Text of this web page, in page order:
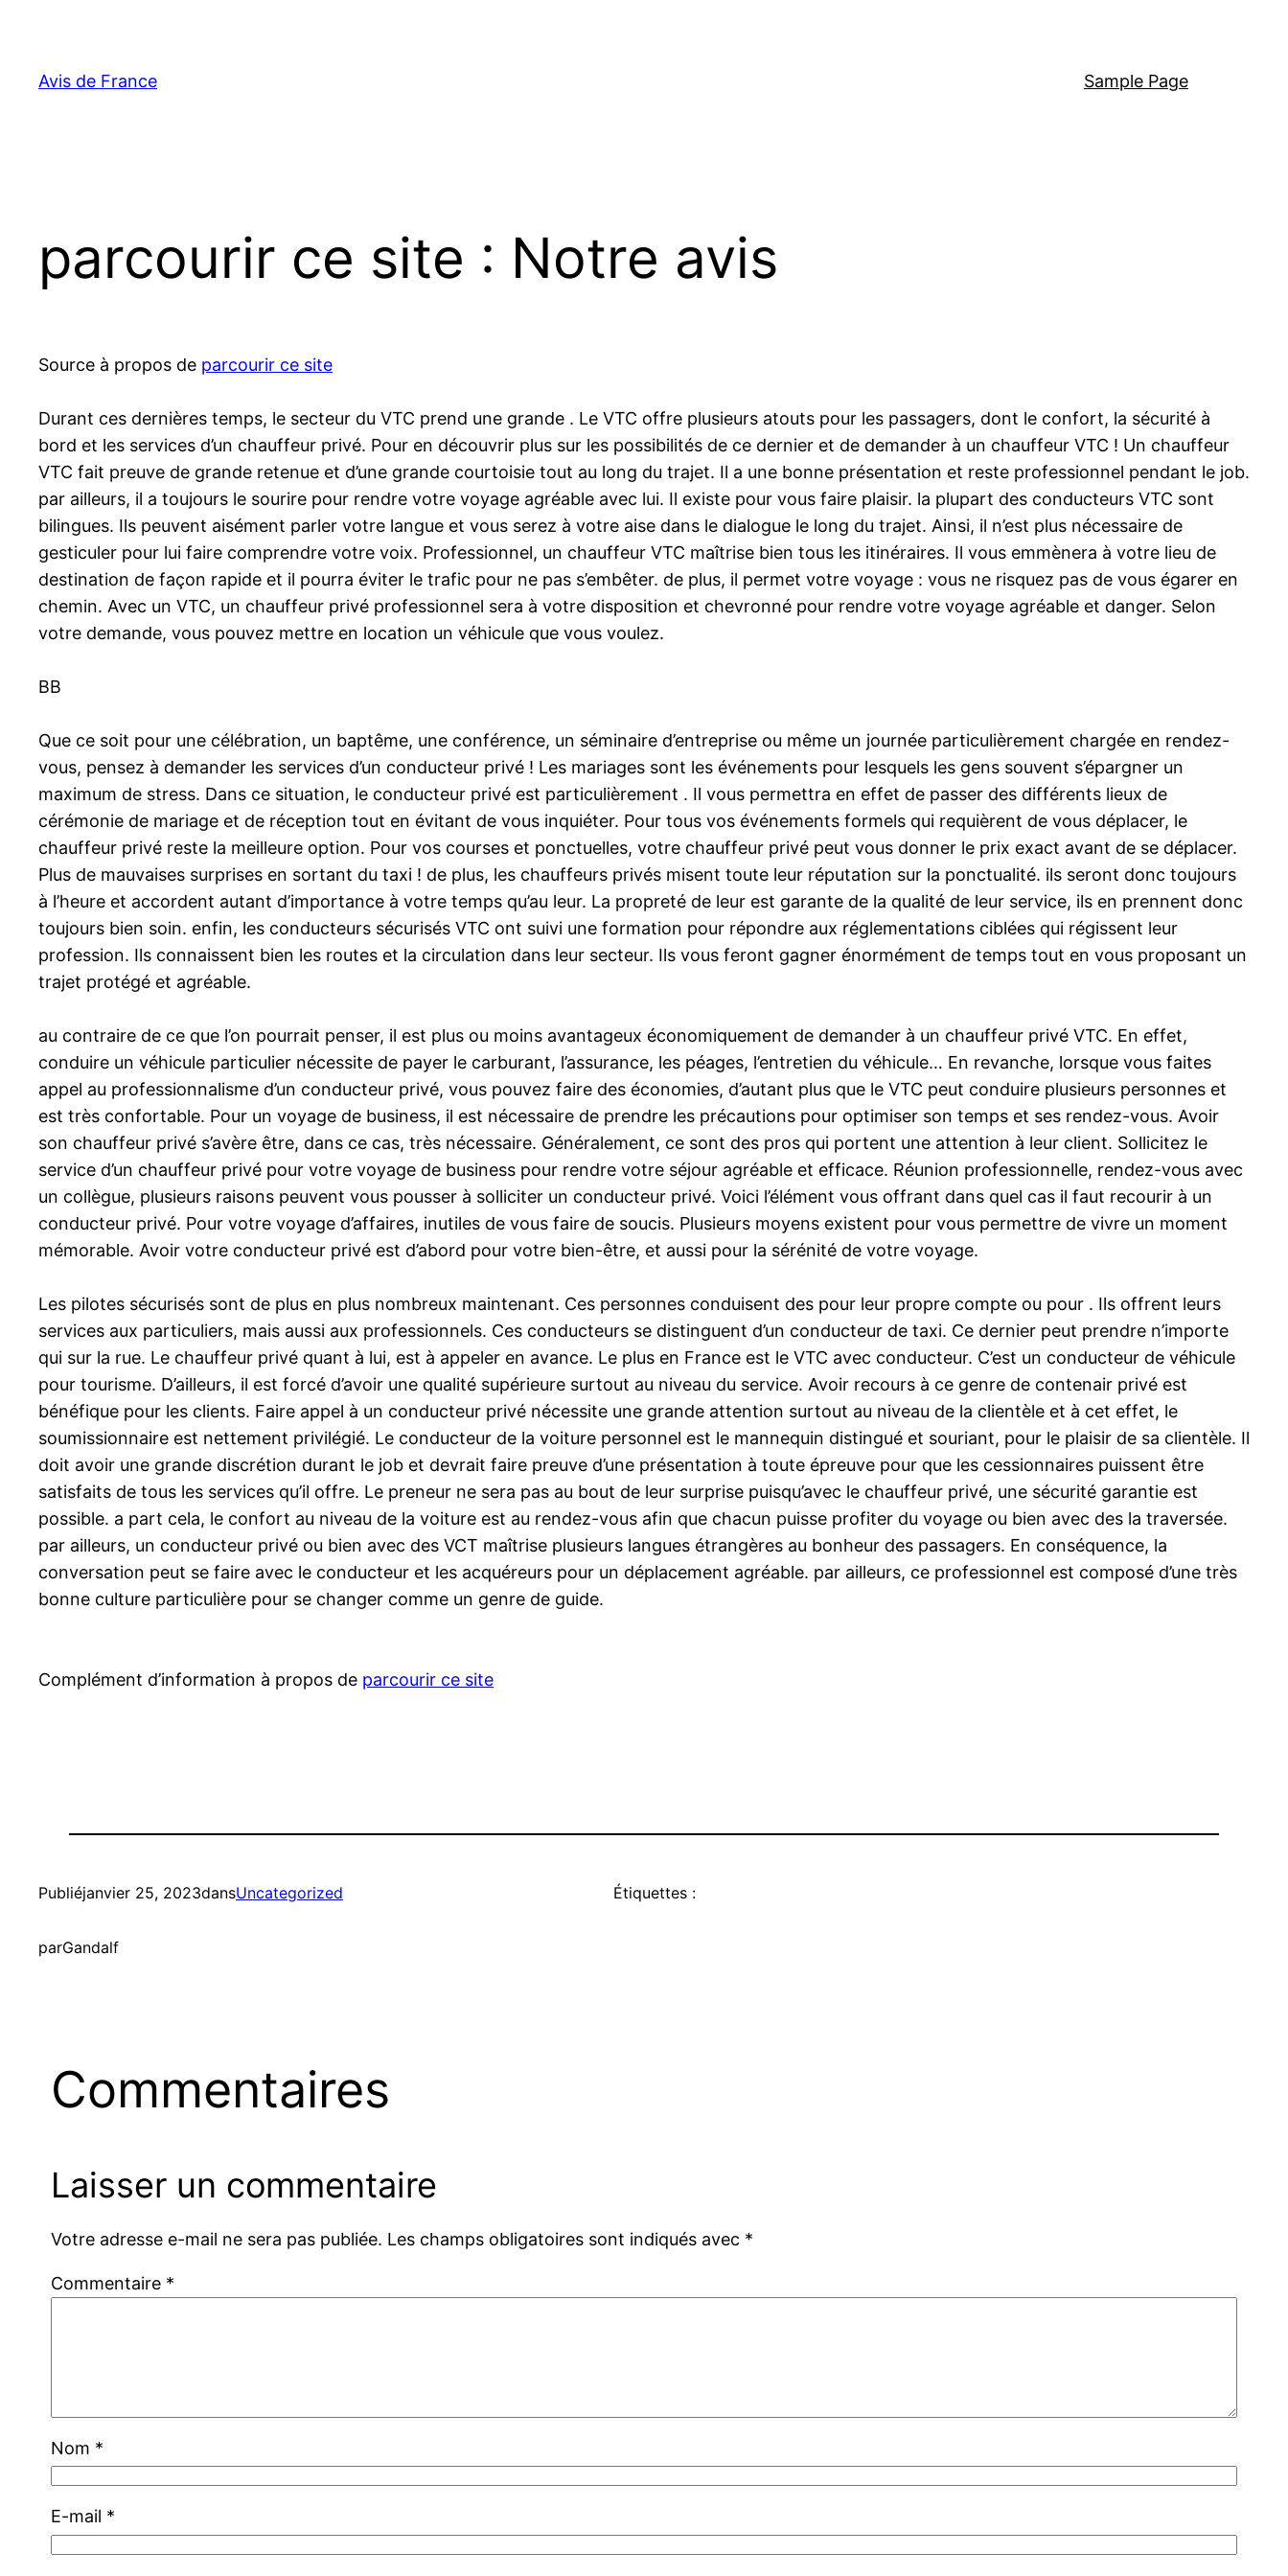
contenu
Avis de France Sample Page
parcourir ce site : Notre avis
Source à propos de parcourir ce site
Durant ces dernières temps, le secteur du VTC prend une grande . Le VTC offre plusieurs atouts pour les passagers, dont le confort, la sécurité à
bord et les services d’un chauffeur privé. Pour en découvrir plus sur les possibilités de ce dernier et de demander à un chauffeur VTC ! Un chauffeur
VTC fait preuve de grande retenue et d’une grande courtoisie tout au long du trajet. Il a une bonne présentation et reste professionnel pendant le job.
par ailleurs, il a toujours le sourire pour rendre votre voyage agréable avec lui. Il existe pour vous faire plaisir. la plupart des conducteurs VTC sont
bilingues. Ils peuvent aisément parler votre langue et vous serez à votre aise dans le dialogue le long du trajet. Ainsi, il n’est plus nécessaire de
gesticuler pour lui faire comprendre votre voix. Professionnel, un chauffeur VTC maîtrise bien tous les itinéraires. Il vous emmènera à votre lieu de
destination de façon rapide et il pourra éviter le trafic pour ne pas s’embêter. de plus, il permet votre voyage : vous ne risquez pas de vous égarer en
chemin. Avec un VTC, un chauffeur privé professionnel sera à votre disposition et chevronné pour rendre votre voyage agréable et danger. Selon
votre demande, vous pouvez mettre en location un véhicule que vous voulez.
BB
Que ce soit pour une célébration, un baptême, une conférence, un séminaire d’entreprise ou même un journée particulièrement chargée en rendez-
vous, pensez à demander les services d’un conducteur privé ! Les mariages sont les événements pour lesquels les gens souvent s’épargner un
maximum de stress. Dans ce situation, le conducteur privé est particulièrement . Il vous permettra en effet de passer des différents lieux de
cérémonie de mariage et de réception tout en évitant de vous inquiéter. Pour tous vos événements formels qui requièrent de vous déplacer, le
chauffeur privé reste la meilleure option. Pour vos courses et ponctuelles, votre chauffeur privé peut vous donner le prix exact avant de se déplacer.
Plus de mauvaises surprises en sortant du taxi ! de plus, les chauffeurs privés misent toute leur réputation sur la ponctualité. ils seront donc toujours
à l’heure et accordent autant d’importance à votre temps qu’au leur. La propreté de leur est garante de la qualité de leur service, ils en prennent donc
toujours bien soin. enfin, les conducteurs sécurisés VTC ont suivi une formation pour répondre aux réglementations ciblées qui régissent leur
profession. Ils connaissent bien les routes et la circulation dans leur secteur. Ils vous feront gagner énormément de temps tout en vous proposant un
trajet protégé et agréable.
au contraire de ce que l’on pourrait penser, il est plus ou moins avantageux économiquement de demander à un chauffeur privé VTC. En effet,
conduire un véhicule particulier nécessite de payer le carburant, l’assurance, les péages, l’entretien du véhicule… En revanche, lorsque vous faites
appel au professionnalisme d’un conducteur privé, vous pouvez faire des économies, d’autant plus que le VTC peut conduire plusieurs personnes et
est très confortable. Pour un voyage de business, il est nécessaire de prendre les précautions pour optimiser son temps et ses rendez-vous. Avoir
son chauffeur privé s’avère être, dans ce cas, très nécessaire. Généralement, ce sont des pros qui portent une attention à leur client. Sollicitez le
service d’un chauffeur privé pour votre voyage de business pour rendre votre séjour agréable et efficace. Réunion professionnelle, rendez-vous avec
un collègue, plusieurs raisons peuvent vous pousser à solliciter un conducteur privé. Voici l’élément vous offrant dans quel cas il faut recourir à un
conducteur privé. Pour votre voyage d’affaires, inutiles de vous faire de soucis. Plusieurs moyens existent pour vous permettre de vivre un moment
mémorable. Avoir votre conducteur privé est d’abord pour votre bien-être, et aussi pour la sérénité de votre voyage.
Les pilotes sécurisés sont de plus en plus nombreux maintenant. Ces personnes conduisent des pour leur propre compte ou pour . Ils offrent leurs
services aux particuliers, mais aussi aux professionnels. Ces conducteurs se distinguent d’un conducteur de taxi. Ce dernier peut prendre n’importe
qui sur la rue. Le chauffeur privé quant à lui, est à appeler en avance. Le plus en France est le VTC avec conducteur. C’est un conducteur de véhicule
pour tourisme. D’ailleurs, il est forcé d’avoir une qualité supérieure surtout au niveau du service. Avoir recours à ce genre de contenair privé est
bénéfique pour les clients. Faire appel à un conducteur privé nécessite une grande attention surtout au niveau de la clientèle et à cet effet, le
soumissionnaire est nettement privilégié. Le conducteur de la voiture personnel est le mannequin distingué et souriant, pour le plaisir de sa clientèle. Il
doit avoir une grande discrétion durant le job et devrait faire preuve d’une présentation à toute épreuve pour que les cessionnaires puissent être
satisfaits de tous les services qu’il offre. Le preneur ne sera pas au bout de leur surprise puisqu’avec le chauffeur privé, une sécurité garantie est
possible. a part cela, le confort au niveau de la voiture est au rendez-vous afin que chacun puisse profiter du voyage ou bien avec des la traversée.
par ailleurs, un conducteur privé ou bien avec des VCT maîtrise plusieurs langues étrangères au bonheur des passagers. En conséquence, la
conversation peut se faire avec le conducteur et les acquéreurs pour un déplacement agréable. par ailleurs, ce professionnel est composé d’une très
bonne culture particulière pour se changer comme un genre de guide.
Complément d’information à propos de parcourir ce site
Publiéjanvier 25, 2023dansUncategorized
parGandalf
Étiquettes :
Commentaires
Laisser un commentaire
Votre adresse e-mail ne sera pas publiée. Les champs obligatoires sont indiqués avec *
Commentaire *
Nom *
E-mail *